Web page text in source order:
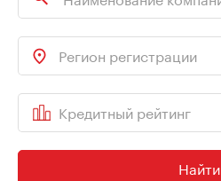
Регион регистрации
Кредитный рейтинг
Найти